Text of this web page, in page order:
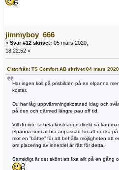
jimmyboy_666
« Svar #12 skrivet: 05 mars 2020,
18:22:52 »
Citat från: TS Comfort AB skrivet 04 mars
Har ingen koll på prisbilden på en elpanna
kostar.
Du har låg uppvärmningskostnad idag och
på den och därmed längre pau off tid.
Vill du inte ta hela kostnaden direkt så kan
elpanna som är bra anpassad för att docka
mot en ”bättre” för att behålla möjligheten att
om placering av innerdel är rätt för detta.
Samtidigt är det skönt att fixa allt på en gång